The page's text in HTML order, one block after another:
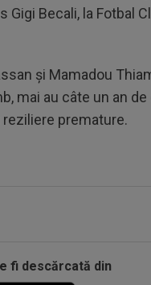
Gigi Becali, la Fotbal
și Mamadou
mai au câte un an
premature.
fi descărcată din